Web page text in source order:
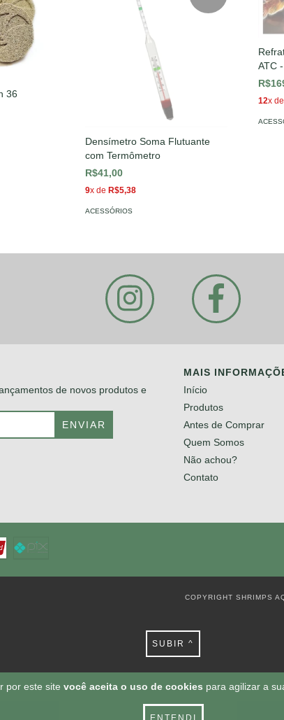
por este site você aceita o uso de cookies para agilizar a
ENTENDI
36
Densímetro Soma Flutuante
com Termômetro
R$41,00
9x de R$5,38
ACESSÓRIOS
ATC
12x de
de novos produtos e
MAIS
Início
Produtos
Antes de Comprar
Quem Somos
Não achou?
Contato
COPYRIGHT SHRIMPS
SUBIR ^